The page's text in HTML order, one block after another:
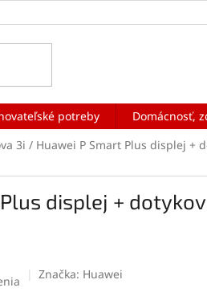
potreby Domácnosť,
3i / Huawei P Smart Plus displej +
displej +
Značka: Huawei